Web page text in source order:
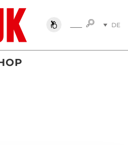
SUCHESUCHE
DE